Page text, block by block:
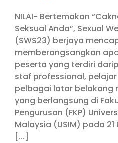
NILAI- Bertemakan
Seksual Anda”, Sexual
(SWS23) berjaya
memberangsangkan
peserta yang terdiri
staf professional,
pelbagai latar belakang
yang berlangsung di
Pengurusan (FKP)
Malaysia (USIM) pada
[...]